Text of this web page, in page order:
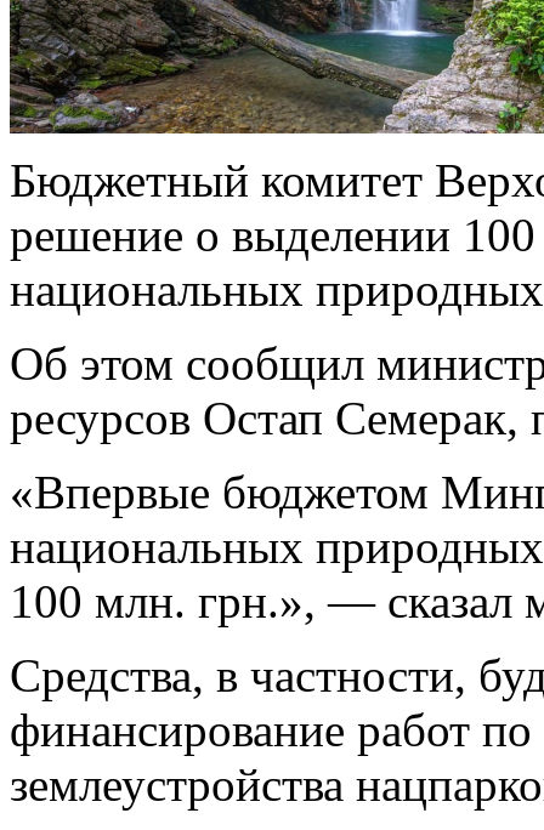
Бюджетный комитет
решение о выделении
национальных
Об этом сообщил
ресурсов Остап Семерак,
«Впервые бюджетом
национальных
100 млн. грн.», — сказал
Средства, в частности,
финансирование работ по
землеустройства